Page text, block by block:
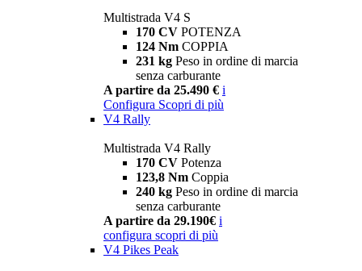
Multistrada V4 S
170 CV POTENZA
124 Nm COPPIA
231 kg Peso in ordine di marcia
senza carburante
A partire da 25.490 € i
Configura Scopri di più
V4 Rally
Multistrada V4 Rally
170 CV Potenza
123,8 Nm Coppia
240 kg Peso in ordine di marcia
senza carburante
A partire da 29.190€ i
configura scopri di più
V4 Pikes Peak